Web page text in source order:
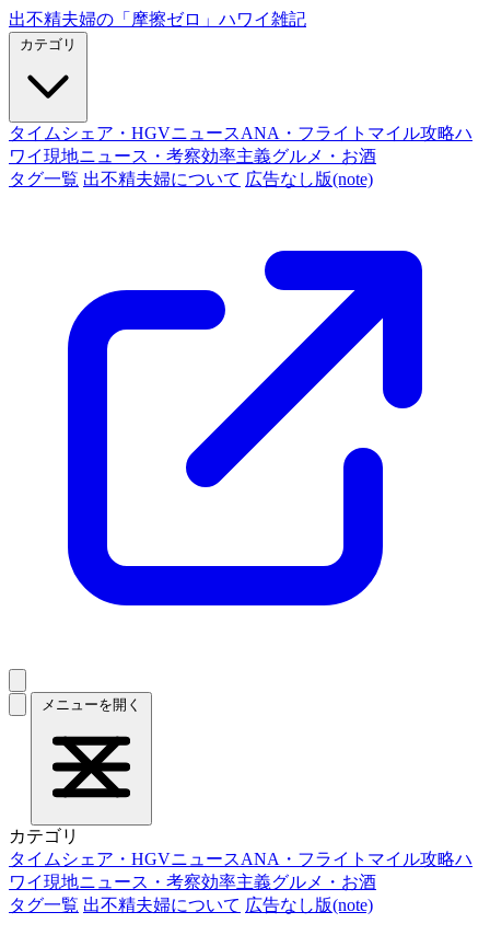
出不精夫婦の 「摩擦ゼロ」 ハワイ雑記
タイムシェア・HGVニュースANA・フライトマイル攻略ハ
ワイ現地ニュース・考察効率主義グルメ・お酒
タグ一覧 出不精夫婦について 広告なし版(note)
メニューを開く
カテゴリ
タイムシェア・HGVニュースANA・フライトマイル攻略ハ
ワイ現地ニュース・考察効率主義グルメ・お酒
タグ一覧 出不精夫婦について 広告なし版(note)